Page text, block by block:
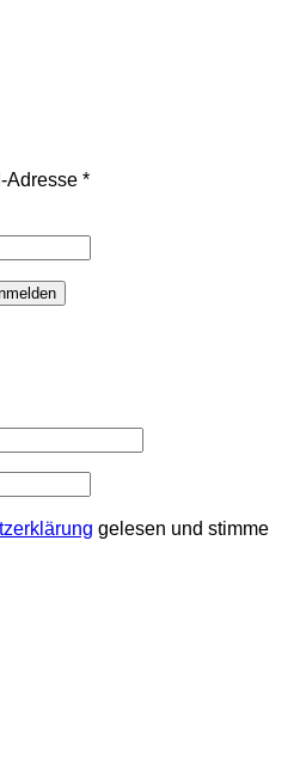
Adresse *Erforderlich
gelesen und stimme